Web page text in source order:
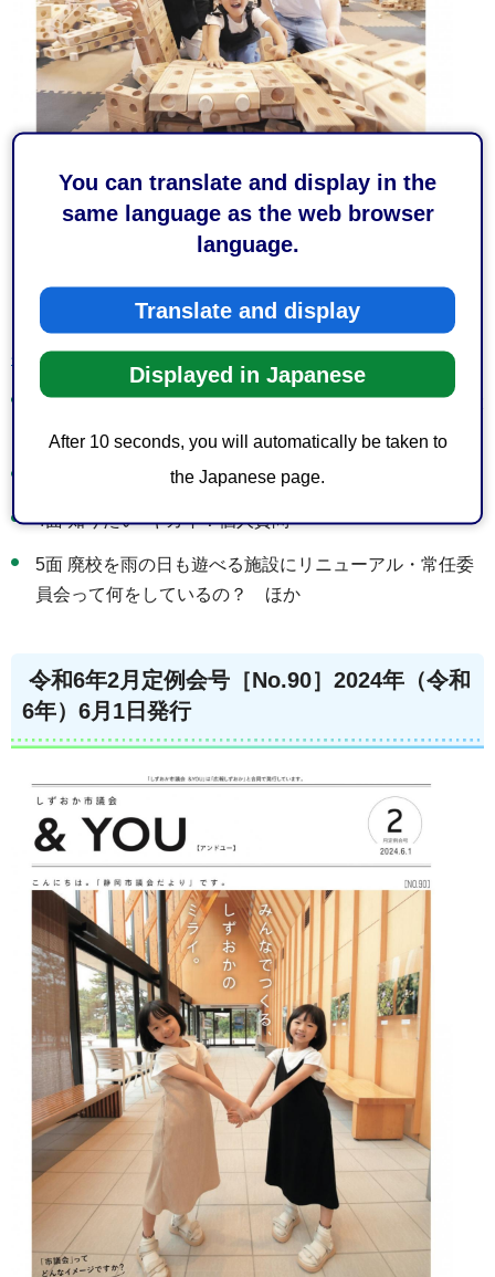
You can translate and display in the
same language as the web browser
language.
Translate and display
Displayed in Japanese
After 10 seconds, you will automatically be taken to
the Japanese page.
令和6年6月定例会号（全ページ）（PDF：4,191KB）
2面 6月定例会でこんなことを話し合って決めました・大
里東小の6年生が本会議を体験しました！
3面 知りたい×ギカイ！代表質問
4面 知りたい×ギカイ！個人質問
5面 廃校を雨の日も遊べる施設にリニューアル・常任委
員会って何をしているの？ ほか
令和6年2月定例会号［No.90］2024年（令和
6年）6月1日発行